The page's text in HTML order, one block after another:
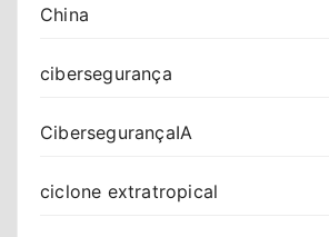
China
cibersegurança
CibersegurançaIA
ciclone extratropical